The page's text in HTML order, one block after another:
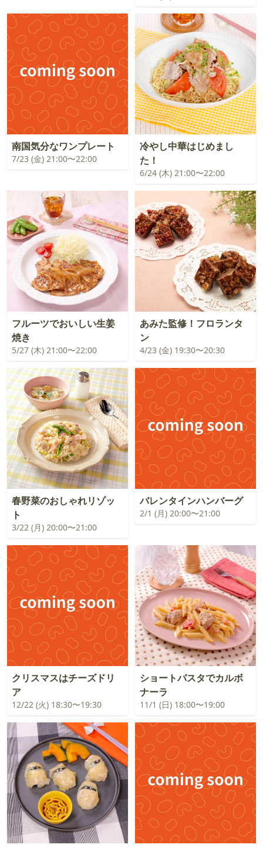
南国気分なワンプレート
7/23 (金) 21:00〜22:00
冷やし中華はじめまし
た！
6/24 (木) 21:00〜22:00
フルーツでおいしい生姜
焼き
5/27 (木) 21:00〜22:00
あみた監修！フロランタ
ン
4/23 (金) 19:30〜20:30
春野菜のおしゃれリゾッ
ト
3/22 (月) 20:00〜21:00
バレンタインハンバーグ
2/1 (月) 20:00〜21:00
クリスマスはチーズドリ
ア
12/22 (火) 18:30〜19:30
ショートパスタでカルボ
ナーラ
11/1 (日) 18:00〜19:00